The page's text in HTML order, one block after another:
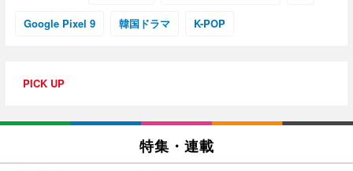
Google Pixel 9 韓国ドラマ K-POP
PICK UP
特集・連載